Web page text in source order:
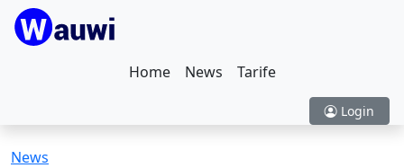
Home News Tarife
Login
News